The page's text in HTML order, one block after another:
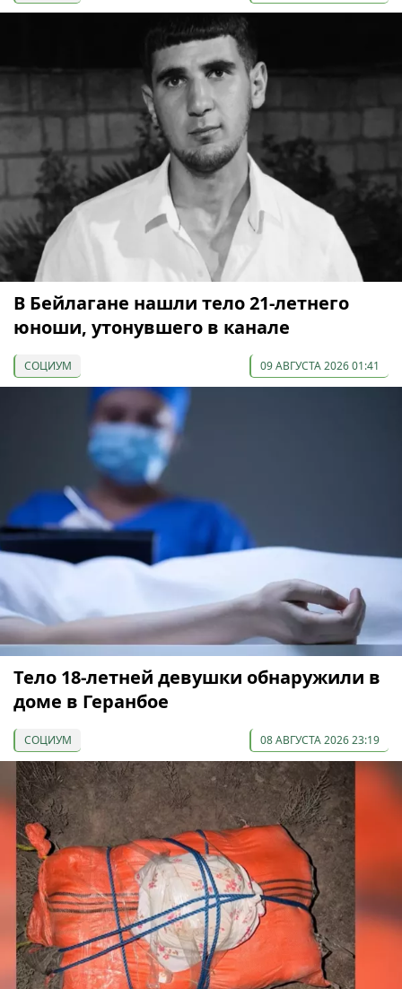
В Бейлагане нашли тело 21-летнего
юноши, утонувшего в канале
СОЦИУМ 09 АВГУСТА 2026 01:41
Тело 18-летней девушки обнаружили в
доме в Геранбое
СОЦИУМ 08 АВГУСТА 2026 23:19